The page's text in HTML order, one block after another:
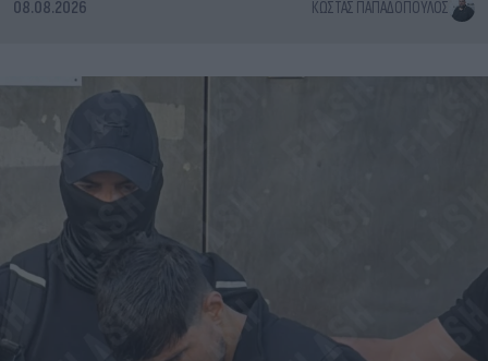
08.08.2026 ΚΏΣΤΑΣ ΠΑΠΑΔΌΠΟΥΛΟΣ